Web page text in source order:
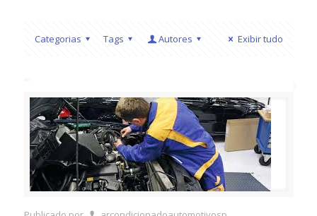
Categorias Tags Autores Exibir tudo